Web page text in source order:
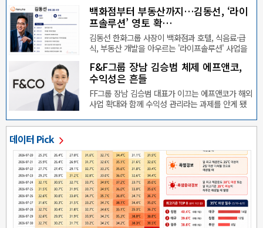
백화점부터 부동산까지…김동선, ‘라이
프솔루션’ 영토 확…
김동선 한화그룹 사장이 백화점과 호텔, 식음료·급
식, 부동산 개발을 아우르는 '라이프솔루션' 사업을
F&F그룹 장남 김승범 체제 에프앤코,
수익성은 흔들
FF그룹 장남 김승범 대표가 이끄는 에프앤코가 해외
사업 확대와 함께 수익성 관리라는 과제를 안게 됐
데이터 Pick